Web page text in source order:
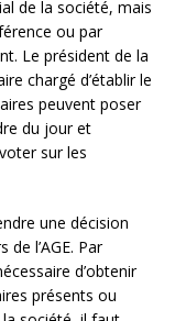
de la société, mais
ou par
Le président de la
chargé d’établir le
peuvent poser
du jour et
sur les
une décision
l’AGE. Par
d’obtenir
présents ou